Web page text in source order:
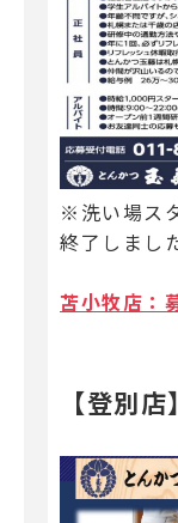
※洗い場ス
終了しまし
苫小牧店：
【登別